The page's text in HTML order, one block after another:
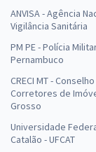
ANVISA - Agência
Vigilância Sanitária
PM PE - Polícia
Pernambuco
CRECI MT -
Corretores de
Grosso
Universidade
Catalão - UFCAT